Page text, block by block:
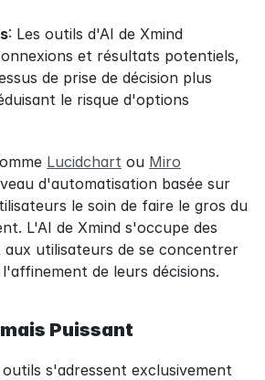
: Les outils d'AI de Xmind
et résultats potentiels,
de prise de décision plus
le risque d'options
Lucidchart ou Miro
d'automatisation basée sur
le soin de faire le gros du
L'AI de Xmind s'occupe des
utilisateurs de se concentrer
de leurs décisions.
Puissant
s'adressent exclusivement